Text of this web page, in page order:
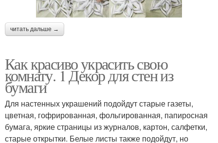
читать дальше →
Как красиво украсить свою
комнату. 1 Декор для стен из
бумаги
Для настенных украшений подойдут старые газеты,
цветная, гофрированная, фольгированная, папиросная
бумага, яркие страницы из журналов, картон, салфетки,
старые открытки. Белые листы также подойдут, но